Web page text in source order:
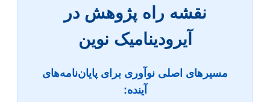
نقشه راه پژوهش در
آیرودینامیک نوین
مسیرهای اصلی نوآوری برای پایان‌نامه‌های
آینده: